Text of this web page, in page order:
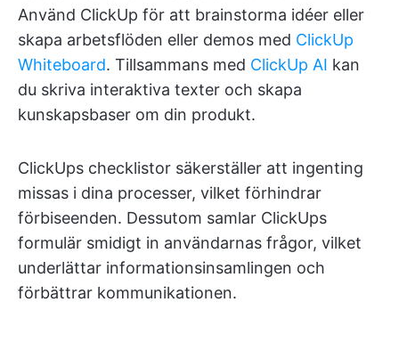
Använd ClickUp för att brainstorma idéer eller
skapa arbetsflöden eller demos med ClickUp
Whiteboard. Tillsammans med ClickUp AI kan
du skriva interaktiva texter och skapa
kunskapsbaser om din produkt.
ClickUps checklistor säkerställer att ingenting
missas i dina processer, vilket förhindrar
förbiseenden. Dessutom samlar ClickUps
formulär smidigt in användarnas frågor, vilket
underlättar informationsinsamlingen och
förbättrar kommunikationen.